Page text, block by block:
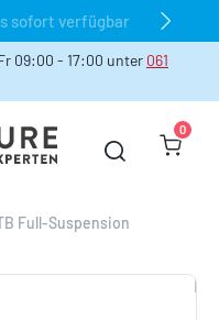
sofort verfügbar
09:00 - 17:00 unter 061
0
Full-Suspension